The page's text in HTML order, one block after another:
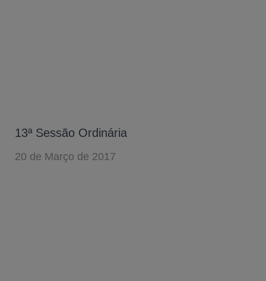
13ª Sessão Ordinária
20 de Março de 2017